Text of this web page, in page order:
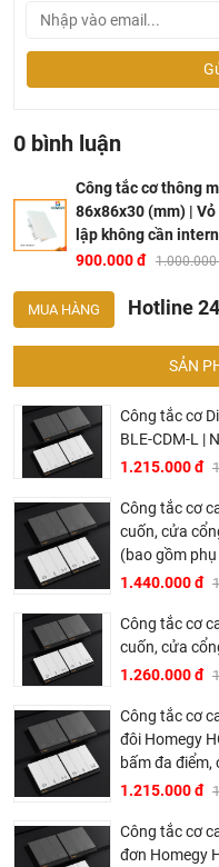
Công tắc cơ thông minh
Tính năng công tắc
Tính năng: Khóa trẻ
Lựa chọn được tính
có điện lại của thiết bị
Tính năng cài đặt
không cần internet,
Kịch bản lưu trên thiết
cần internet, không
0 bình luận
Công tắc cơ thông
86x86x30 (mm) |
lập không cần
900.000 đ 1.000.000
MUA HÀNG Hotline
SẢN
Công tắc cơ
BLE-CDM-L |
1.215.000 đ
Công tắc cơ
cuốn, cửa
(bao gồm
1.440.000 đ
Công tắc cơ
cuốn, cửa
1.260.000 đ
Công tắc cơ
đôi Homegy
bấm đa điểm,
1.215.000 đ
Công tắc cơ
đơn Homegy